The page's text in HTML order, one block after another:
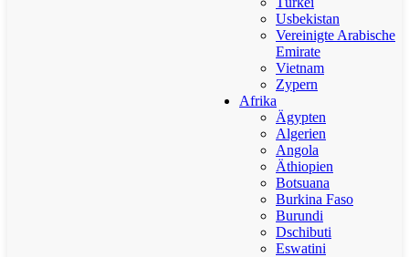
Usbekistan
Vereinigte Arabische
Emirate
Vietnam
Zypern
Afrika
Ägypten
Algerien
Angola
Äthiopien
Botsuana
Burkina Faso
Burundi
Dschibuti
Eswatini